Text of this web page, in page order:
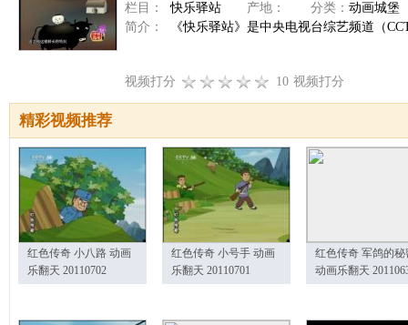
栏目：
快乐驿站 产地： 分类： 动画城堡
简介：
《快乐驿站》是中央电视台综艺频道（
视频打分 10 视频打分
精彩视频推荐
红色传奇 小八路 动画
乐翻天 20110702
红色传奇 小号手 动画
乐翻天 20110701
红色传奇 军鸽的秘
动画乐翻天